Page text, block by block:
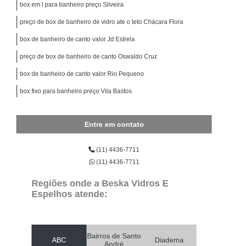
box em l para banheiro preço Silveira
preço de box de banheiro de vidro ate o teto Chácara Flora
box de banheiro de canto valor Jd Estrela
preço de box de banheiro de canto Oswaldo Cruz
box de banheiro de canto valor Rio Pequeno
box fixo para banheiro preço Vila Bastos
Entre em contato
(11) 4436-7711
(11) 4436-7711
Regiões onde a Beska Vidros E
Espelhos atende:
ABC
Bairros de Santo
André
Diadema